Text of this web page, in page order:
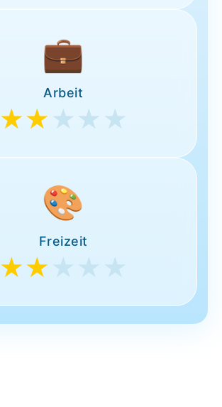
💼
Arbeit
★★ ★★★
🎨
Freizeit
★★ ★★★